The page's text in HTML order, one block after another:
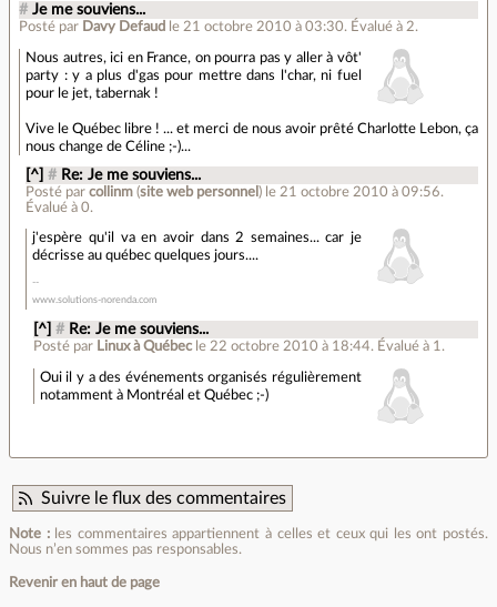
# Je me souviens...
Posté par Davy Defaud le 21 octobre 2010 à 03:30. Évalué à 2.
Nous autres, ici en France, on pourra pas y aller à vôt'
party : y a plus d'gas pour mettre dans l'char, ni fuel
pour le jet, tabernak !
Vive le Québec libre ! ... et merci de nous avoir prêté Charlotte Lebon, ça
nous change de Céline ;-)...
[^] # Re: Je me souviens...
Posté parcollinm (site web personnel ) le 21 octobre 2010 à 09:56.
Évalué à0.
j'espère qu'il va en avoir dans 2 semaines... car je
décrisse au québec quelques jours....
www.solutions-norenda.com
[^] # Re: Je me souviens...
Posté par Linux à Québec le 22 octobre 2010 à 18:44. Évalué à 1 .
Oui il y a des événements organisés régulièrement
notamment à Montréal et Québec ;-)
Suivre le flux des commentaires
Note :les commentaires appartiennent à celles et ceux qui les ont postés.
Nous n’en sommes pas responsables.
Revenir en haut de page